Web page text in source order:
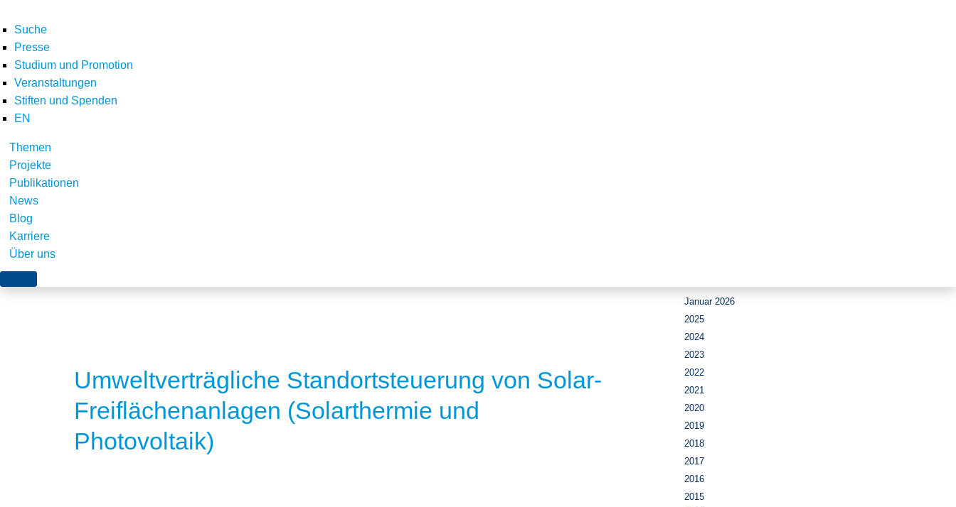
Suche
Presse
Studium und Promotion
Veranstaltungen
Stiften und Spenden
EN
Themen
Projekte
Publikationen
News
Blog
Karriere
Über uns
die Infrastrukturen im Rahmen der Energiewende
Umweltverträgliche Standortsteuerung von Solar-
Freiflächenanlagen (Solarthermie und
Photovoltaik)
Januar 2026
2025
2024
2023
2022
2021
2020
2019
2018
2017
2016
2015